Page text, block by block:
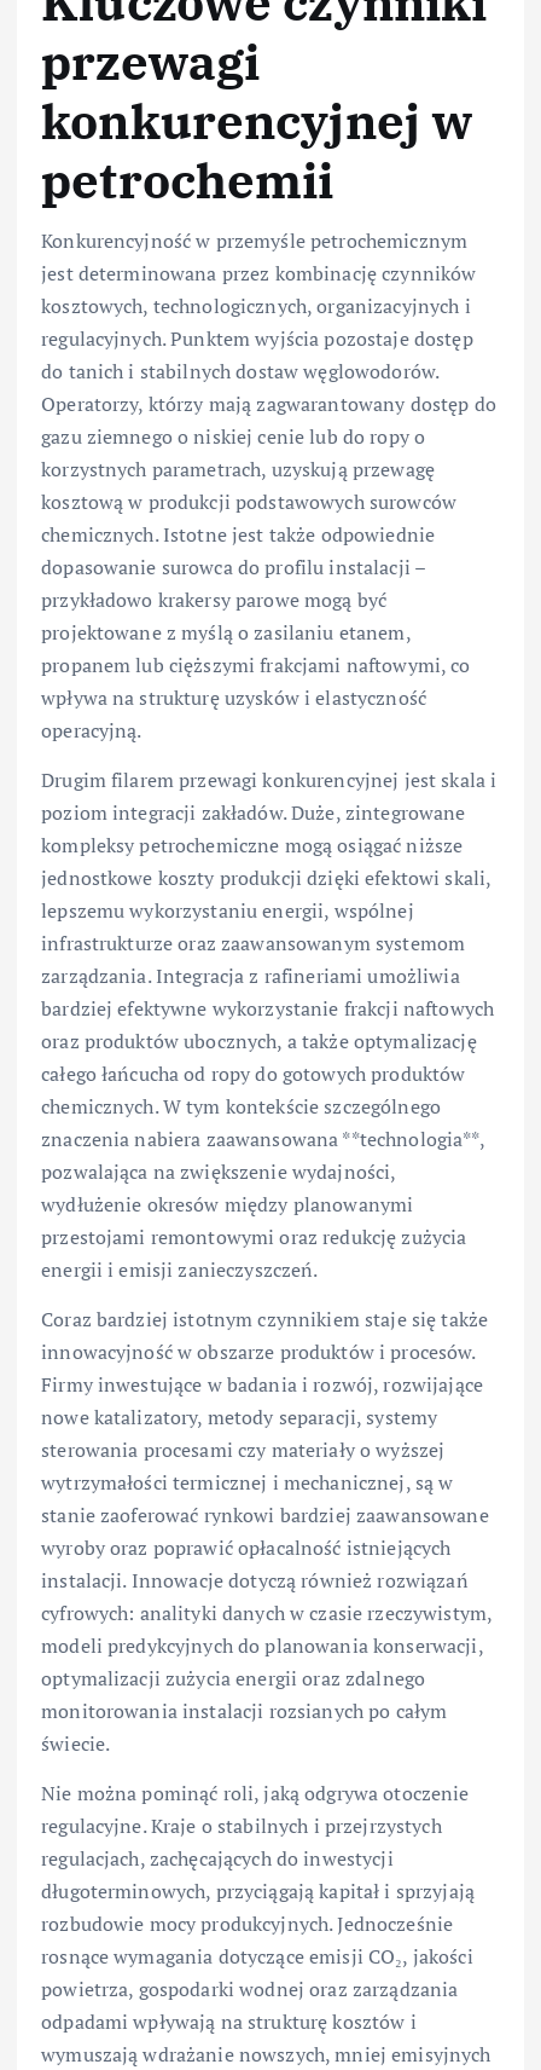
przewagi
konkurencyjnej w
petrochemii
Konkurencyjność w przemyśle petrochemicznym
jest determinowana przez kombinację czynników
kosztowych, technologicznych, organizacyjnych i
regulacyjnych. Punktem wyjścia pozostaje dostęp
do tanich i stabilnych dostaw węglowodorów.
Operatorzy, którzy mają zagwarantowany dostęp do
gazu ziemnego o niskiej cenie lub do ropy o
korzystnych parametrach, uzyskują przewagę
kosztową w produkcji podstawowych surowców
chemicznych. Istotne jest także odpowiednie
dopasowanie surowca do profilu instalacji –
przykładowo krakersy parowe mogą być
projektowane z myślą o zasilaniu etanem,
propanem lub cięższymi frakcjami naftowymi, co
wpływa na strukturę uzysków i elastyczność
operacyjną.
Drugim filarem przewagi konkurencyjnej jest skala i
poziom integracji zakładów. Duże, zintegrowane
kompleksy petrochemiczne mogą osiągać niższe
jednostkowe koszty produkcji dzięki efektowi skali,
lepszemu wykorzystaniu energii, wspólnej
infrastrukturze oraz zaawansowanym systemom
zarządzania. Integracja z rafineriami umożliwia
bardziej efektywne wykorzystanie frakcji naftowych
oraz produktów ubocznych, a także optymalizację
całego łańcucha od ropy do gotowych produktów
chemicznych. W tym kontekście szczególnego
znaczenia nabiera zaawansowana **technologia**,
pozwalająca na zwiększenie wydajności,
wydłużenie okresów między planowanymi
przestojami remontowymi oraz redukcję zużycia
energii i emisji zanieczyszczeń.
Coraz bardziej istotnym czynnikiem staje się także
innowacyjność w obszarze produktów i procesów.
Firmy inwestujące w badania i rozwój, rozwijające
nowe katalizatory, metody separacji, systemy
sterowania procesami czy materiały o wyższej
wytrzymałości termicznej i mechanicznej, są w
stanie zaoferować rynkowi bardziej zaawansowane
wyroby oraz poprawić opłacalność istniejących
instalacji. Innowacje dotyczą również rozwiązań
cyfrowych: analityki danych w czasie rzeczywistym,
modeli predykcyjnych do planowania konserwacji,
optymalizacji zużycia energii oraz zdalnego
monitorowania instalacji rozsianych po całym
świecie.
Nie można pominąć roli, jaką odgrywa otoczenie
regulacyjne. Kraje o stabilnych i przejrzystych
regulacjach, zachęcających do inwestycji
długoterminowych, przyciągają kapitał i sprzyjają
rozbudowie mocy produkcyjnych. Jednocześnie
rosnące wymagania dotyczące emisji CO₂, jakości
powietrza, gospodarki wodnej oraz zarządzania
odpadami wpływają na strukturę kosztów i
wymuszają wdrażanie nowszych, mniej emisyjnych